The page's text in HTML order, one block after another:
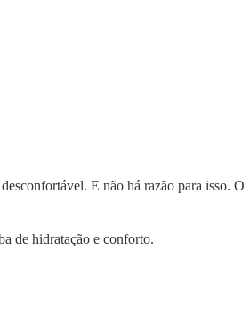
E não há razão para isso. O
de hidratação e conforto.